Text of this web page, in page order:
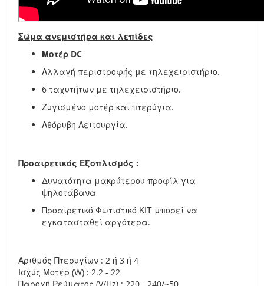
Σώμα ανεμιστήρα και λεπίδες
Μοτέρ DC
Αλλαγή περιστροφής με τηλεχειριστήριο.
6 ταχυτήτων με τηλεχειριστήριο.
Ζυγισμένο μοτέρ και πτερύγια.
Αθόρυβη Λειτουργία.
Προαιρετικός Εξοπλισμός :
Δυνατότητα μακρύτερου προφίλ για
ψηλοτάβανα
Προαιρετικό Φωτιστικό ΚΙΤ μπορεί να
εγκατασταθεί αργότερα.
Αριθμός Πτερυγίων : 2 ή 3 ή 4
Ισχύς Μοτέρ (W) : 2.2 - 22
Παροχή Ρεύματος (V/Hz) : 220 - 240/~50